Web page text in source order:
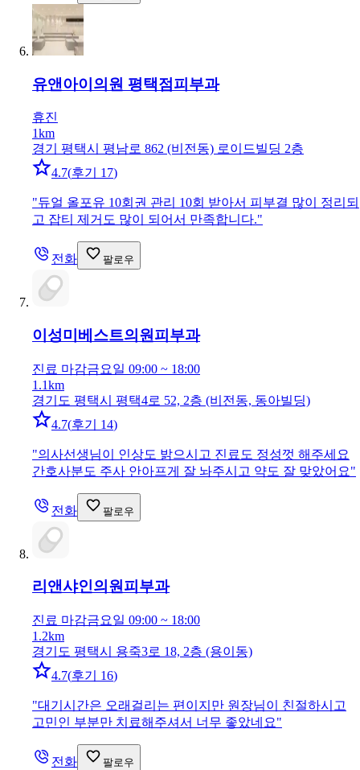
유앤아이의원 평택점피부과
휴진
1km
경기 평택시 평남로 862 (비전동) 로이드빌딩 2층
4.7(후기 17)
"듀얼 올포유 10회권 관리 10회 받아서 피부결 많이 정리되
고 잡티 제거도 많이 되어서 만족합니다."
전화 팔로우
이성미베스트의원 피부과
진료 마감금요일 09:00 ~ 18:00
1.1km
경기도 평택시 평택4로 52, 2층 (비전동, 동아빌딩)
4.7(후기 14)
"의사선생님이 인상도 밝으시고 진료도 정성껏 해주세요
간호사분도 주사 안아프게 잘 놔주시고 약도 잘 맞았어요"
전화 팔로우
리앤샤인의원피부과
진료 마감금요일 09:00 ~ 18:00
1.2km
경기도 평택시 용죽3로 18, 2층 (용이동)
4.7(후기 16)
"대기시간은 오래걸리는 편이지만 원장님이 친절하시고
고민인 부분만 치료해주셔서 너무 좋았네요"
전화 팔로우